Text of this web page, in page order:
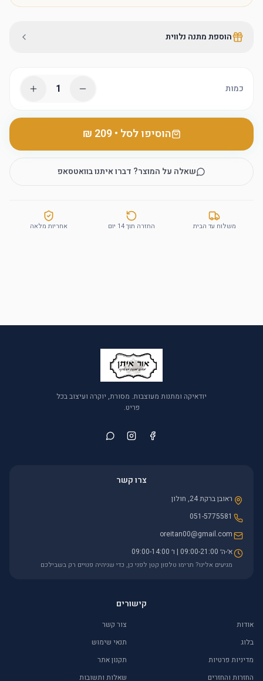
הוספת מתנה נלווית
כמות 1
הוסיפו לסל •
‏209 ₪
שאלה על המוצר? דברו איתנו בוואטסאפ
משלוח עד הבית החזרה תוך 14 יום אחריות מלאה
יודאיקה ומתנות מעוצבות. מסורת, יוקרה ועיצוב בכל
פריט.
צרו קשר
ראובן ברקת 24, חולון
051-5775581
oreitan00@gmail.com
א׳-ה׳ 09:00-21:00 | ו׳ 09:00-14:00
מגיעים אלינו? תרימו טלפון קטן לפני כן, כדי שניהיה פנויים רק בשבילכם
קישורים
אודות
צור קשר
בלוג
תנאי שימוש
מדיניות פרטיות
תקנון אתר
החזרות והחזרים
שאלות ותשובות